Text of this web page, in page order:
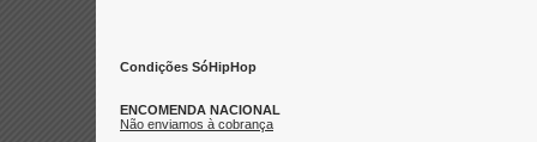
Condições SóHipHop
ENCOMENDA NACIONAL
Não enviamos à cobrança